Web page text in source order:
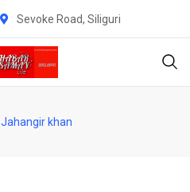
Sevoke Road, Siliguri
Jahangir khan